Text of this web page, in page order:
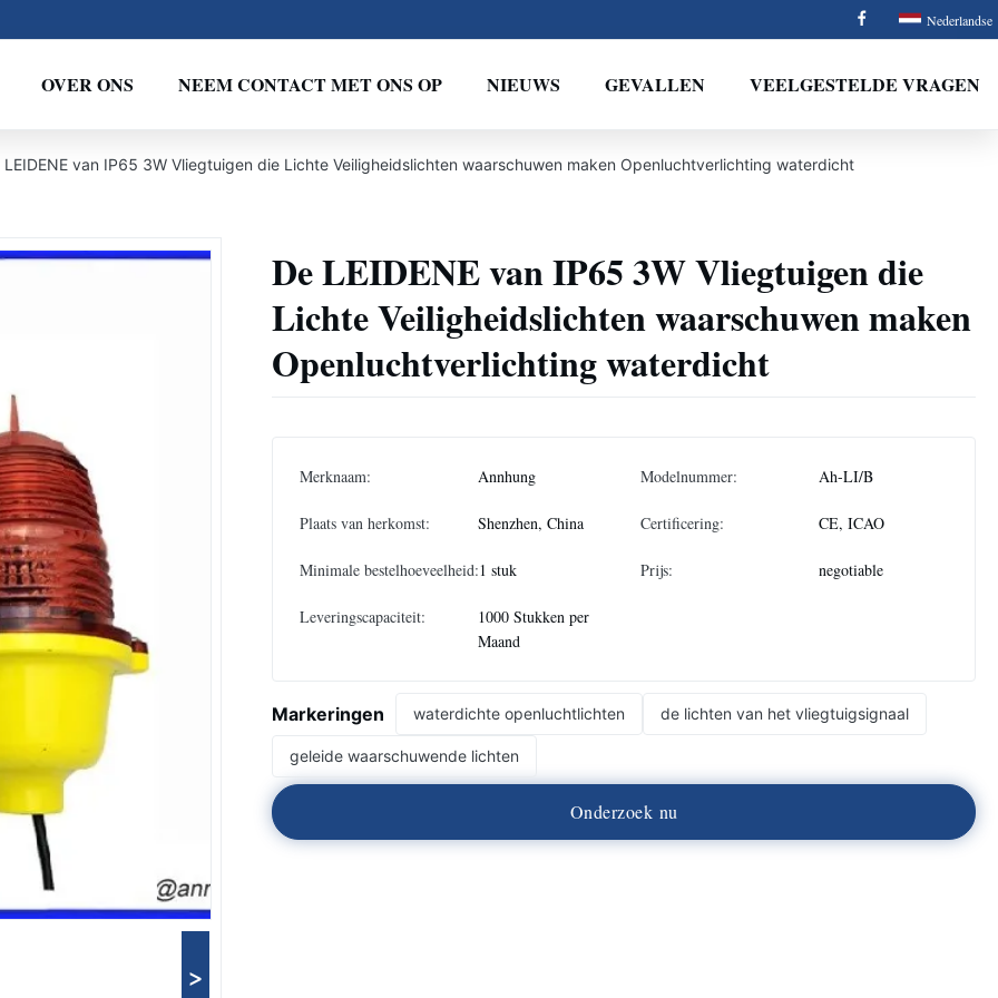
Nederlandse
OVER ONS NEEM CONTACT MET ONS OP NIEUWS GEVALLEN VEELGESTELDE VRAGEN
LEIDENE van IP65 3W Vliegtuigen die Lichte Veiligheidslichten waarschuwen maken Openluchtverlichting waterdicht
>
De LEIDENE van IP65 3W Vliegtuigen die
Lichte Veiligheidslichten waarschuwen maken
Openluchtverlichting waterdicht
Merknaam: Annhung Modelnummer: Ah-LI/B
Plaats van herkomst: Shenzhen, China Certificering: CE, ICAO
Minimale bestelhoeveelheid:1 stuk Prijs: negotiable
Leveringscapaciteit:
1000 Stukken per
Maand
Markeringen waterdichte openluchtlichten de lichten van het vliegtuigsignaal
geleide waarschuwende lichten
Onderzoek nu